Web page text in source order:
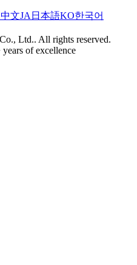
中文JA 日本語KO한국어
Ltd.. All rights reserved.
of excellence